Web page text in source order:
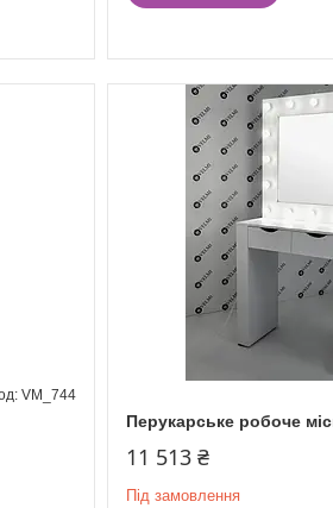
VM_744
Перукарське робоче
11 513 ₴
Під замовлення